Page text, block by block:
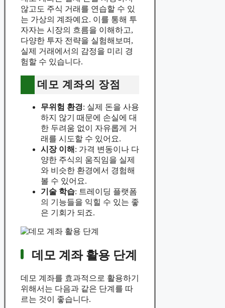
않고도 주식 거래를 연습할 수 있
는 가상의 계좌예요. 이를 통해 투
자자는 시장의 흐름을 이해하고,
다양한 투자 전략을 실험해보며,
실제 거래에서의 감정을 미리 경
험할 수 있습니다.
데모 계좌의 장점
무위험 환경: 실제 돈을 사용
하지 않기 때문에 손실에 대
한 두려움 없이 자유롭게 거
래를 시도할 수 있어요.
시장 이해 : 가격 변동이나 다
양한 주식의 움직임을 실제
와 비슷한 환경에서 경험해
볼 수 있어요.
기술 학습: 트레이딩 플랫폼
의 기능들을 익힐 수 있는 좋
은 기회가 되죠.
데모 계좌 활용 단계
데모 계좌를 효과적으로 활용하기
위해서는 다음과 같은 단계를 따
르는 것이 좋습니다.